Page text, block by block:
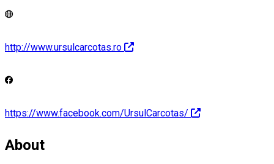
http://www.ursulcarcotas.ro
https://www.facebook.com/UrsulCarcotas/
About